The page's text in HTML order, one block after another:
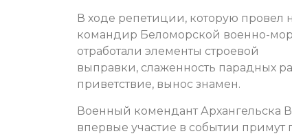
В ходе репетиции, которую провел
командир Беломорской военно-
отработали элементы строевой
выправки, слаженность парадных
приветствие, вынос знамен.
Военный комендант Архангельска
впервые участие в событии